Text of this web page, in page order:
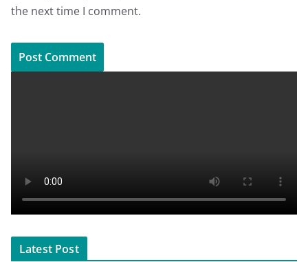
the next time I comment.
Latest Post